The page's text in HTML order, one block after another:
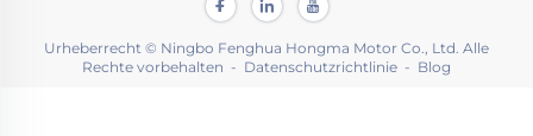
Urheberrecht © Ningbo Fenghua Hongma Motor Co., Ltd. Alle
Rechte vorbehalten - Datenschutzrichtlinie - Blog